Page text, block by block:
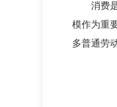
消费是
模作为重
多普通劳